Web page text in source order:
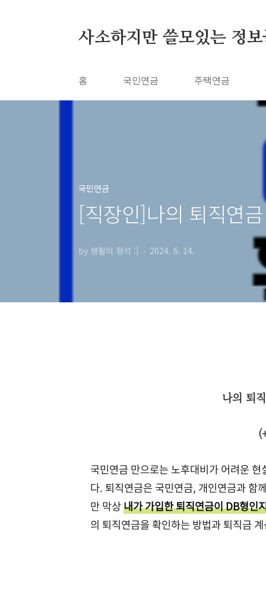
사소하지만 쓸모있는 정보
홈 국민연금 주택연금
국민연금
[직장인]나의 퇴직연
by 생활의 정석 :) 2024. 6. 14.
나의 퇴
국민연금 만으로는 노후대비가 어려운
다. 퇴직연금은 국민연금, 개인연금과 함
만 막상내가 가입한 퇴직연금이 DB형인
의 퇴직연금을 확인하는 방법과 퇴직금